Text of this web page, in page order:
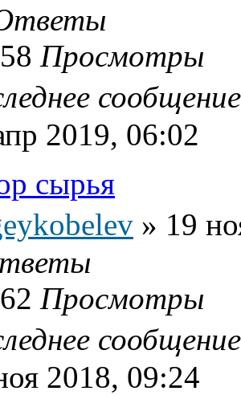
Просмотры
2019, 06:02
сырья
» 19
Просмотры
2018, 09:24